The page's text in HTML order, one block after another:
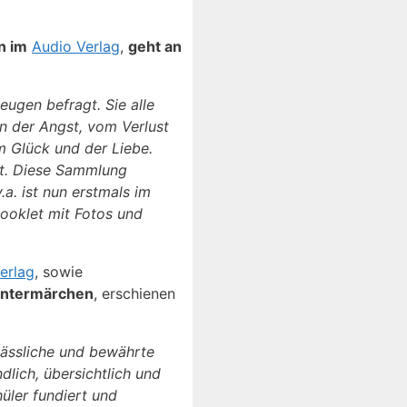
im Audio Verlag, geht an
befragt. Sie alle
der Angst, vom Verlust
Glück und der Liebe.
Diese Sammlung
ist nun erstmals im
mit Fotos und
, sowie
, erschienen
und bewährte
übersichtlich und
fundiert und